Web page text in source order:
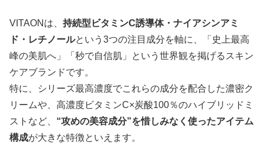
VITAONは、 持続型ビタミンC誘導体・ナイアシンアミ
ド・レチノールという3つの注目成分を軸に、「史上最高
峰の美肌へ」「秒で自信肌」という世界観を掲げるスキン
ケアブランドです。
特に、シリーズ最高濃度でこれらの成分を配合した濃密ク
リームや、高濃度ビタミンC×炭酸100％のハイブリッドミ
ストなど、 “攻めの美容成分”を惜しみなく使ったアイテム
構成が大きな特徴といえます。